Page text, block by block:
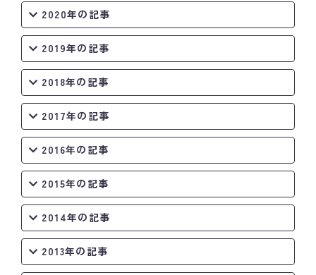
2020年の記事
2019年の記事
2018年の記事
2017年の記事
2016年の記事
2015年の記事
2014年の記事
2013年の記事